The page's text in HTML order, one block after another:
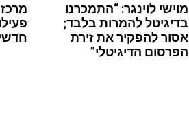
מוישי לוינגר: “התמכרנו
בדיגיטל להמרות בלבד;
אסור להפקיר את זירת
הפרסום הדיגיטלי”